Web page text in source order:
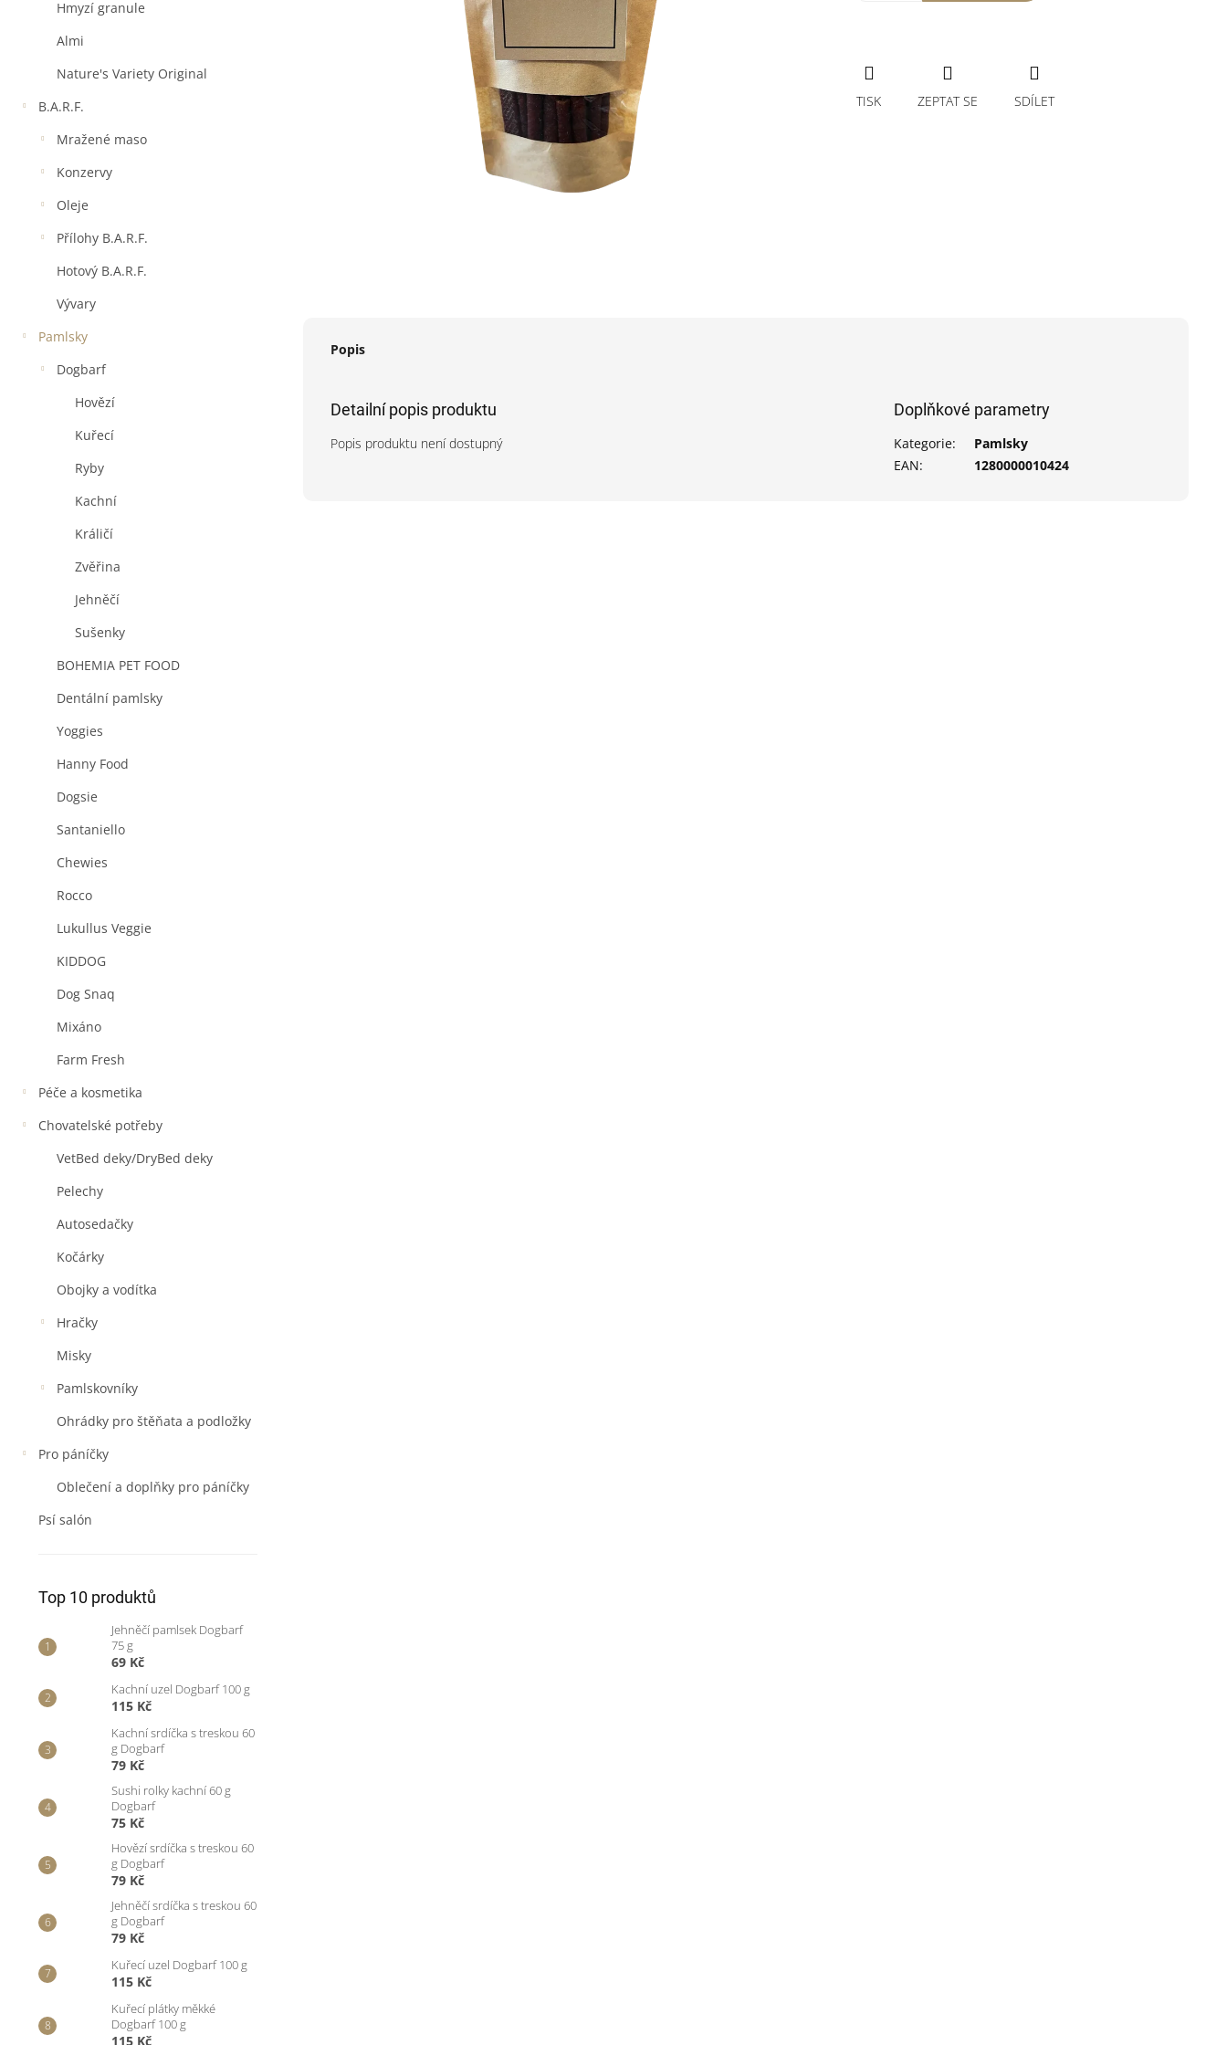
Hmyzí granule
Almi
Nature's Variety Original
B.A.R.F.
Mražené maso
Konzervy
Oleje
Přílohy B.A.R.F.
Hotový B.A.R.F.
Vývary
Pamlsky
Dogbarf
Hovězí
Kuřecí
Ryby
Kachní
Králičí
Zvěřina
Jehněčí
Sušenky
BOHEMIA PET FOOD
Dentální pamlsky
Yoggies
Hanny Food
Dogsie
Santaniello
Chewies
Rocco
Lukullus Veggie
KIDDOG
Dog Snaq
Mixáno
Farm Fresh
Péče a kosmetika
Chovatelské potřeby
VetBed deky/DryBed deky
Pelechy
Autosedačky
Kočárky
Obojky a vodítka
Hračky
Misky
Pamlskovníky
Ohrádky pro štěňata a podložky
Pro páníčky
Oblečení a doplňky pro páníčky
Psí salón
Top 10 produktů
Jehněčí pamlsek Dogbarf
75 g
69 Kč
Kachní uzel Dogbarf 100 g
115 Kč
Kachní srdíčka s treskou 60
g Dogbarf
79 Kč
Sushi rolky kachní 60 g
Dogbarf
75 Kč
Hovězí srdíčka s treskou 60
g Dogbarf
79 Kč
Jehněčí srdíčka s treskou 60
g Dogbarf
79 Kč
Kuřecí uzel Dogbarf 100 g
115 Kč
Kuřecí plátky měkké
Dogbarf 100 g
115 Kč
TISK ZEPTAT SE SDÍLET
Popis
Detailní popis produktu
Popis produktu není dostupný
Doplňkové parametry
Kategorie:
Pamlsky
EAN: 1280000010424